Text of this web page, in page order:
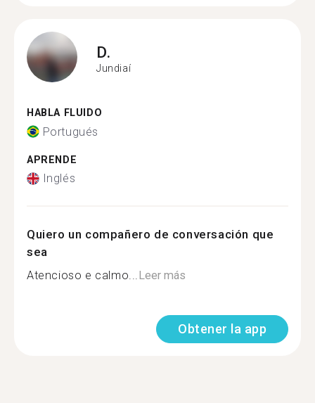
D.
Jundiaí
HABLA FLUIDO
Portugués
APRENDE
Inglés
Quiero un compañero de conversación que
sea
Atencioso e calmo...Leer más
Obtener la app